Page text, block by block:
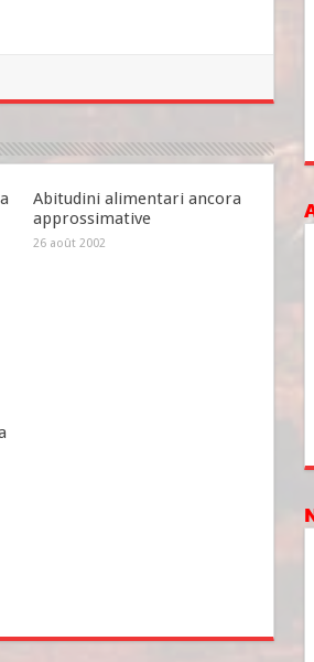
Abitudini alimentari ancora
approssimative
26 août 2002